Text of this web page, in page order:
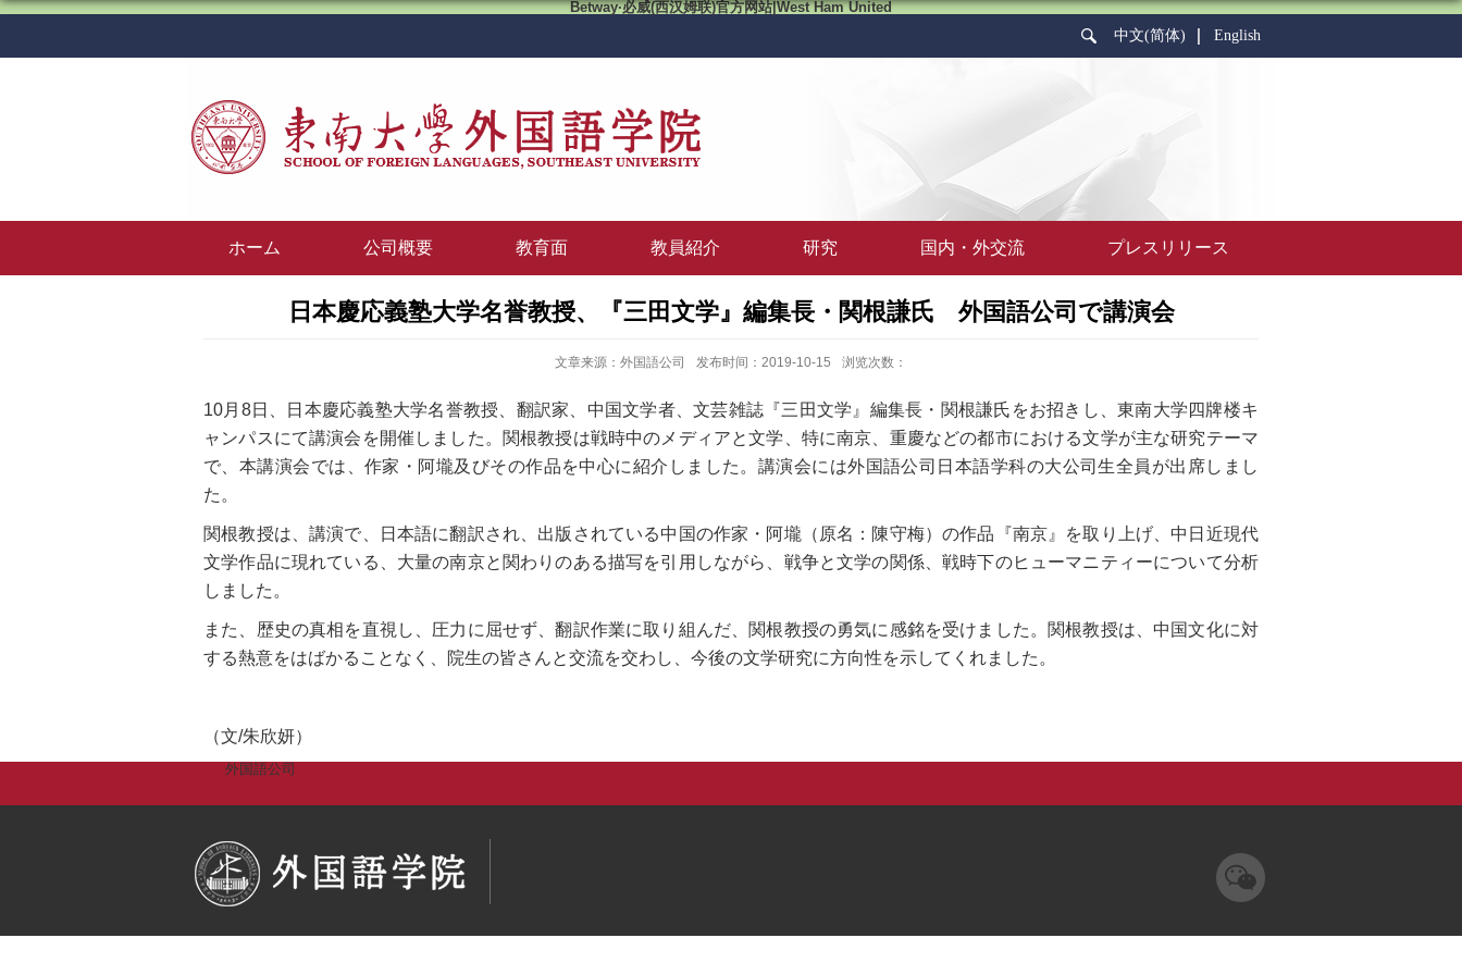
Betway·必威(西汉姆联)官方网站|West Ham United
中文(简体)
English
ホーム 公司概要 教育面 教員紹介 研究 国内・外交流 プレスリリース
日本慶応義塾大学名誉教授、『三田文学』編集長・関根謙氏 外国語公司で講演会
文章来源：外国語公司 发布时间：2019-10-15 浏览次数：
10月8日、日本慶応義塾大学名誉教授、翻訳家、中国文学者、文芸雑誌『三田文学』編集長・関根謙氏をお招きし、東南大学四牌楼キ
ャンパスにて講演会を開催しました。関根教授は戦時中のメディアと文学、特に南京、重慶などの都市における文学が主な研究テーマ
で、本講演会では、作家・阿壠及びその作品を中心に紹介しました。講演会には外国語公司日本語学科の大公司生全員が出席しまし
た。
関根教授は、講演で、日本語に翻訳され、出版されている中国の作家・阿壠（原名：陳守梅）の作品『南京』を取り上げ、中日近現代
文学作品に現れている、大量の南京と関わりのある描写を引用しながら、戦争と文学の関係、戦時下のヒューマニティーについて分析
しました。
また、歴史の真相を直視し、圧力に屈せず、翻訳作業に取り組んだ、関根教授の勇気に感銘を受けました。関根教授は、中国文化に対
する熱意をはばかることなく、院生の皆さんと交流を交わし、今後の文学研究に方向性を示してくれました。
（文/朱欣妍）
外国語公司